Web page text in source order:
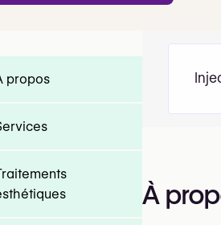
À
propos